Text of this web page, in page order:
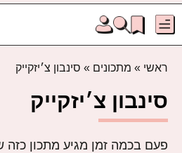
ראשי » מתכונים » סינבון צ׳יזקייק
סינבון צ׳יזקייק
פעם בכמה זמן מגיע מתכון